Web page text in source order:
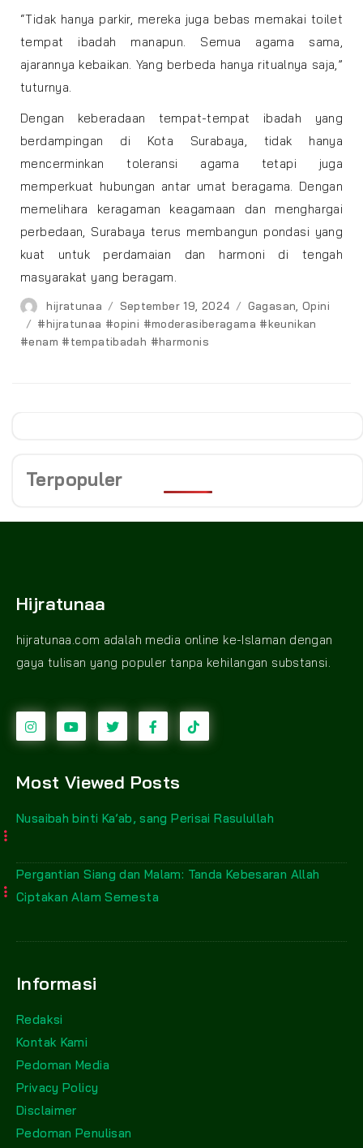
“Tidak hanya parkir, mereka juga bebas memakai toilet
tempat ibadah manapun. Semua agama sama,
ajarannya kebaikan. Yang berbeda hanya ritualnya saja,”
tuturnya.
Dengan keberadaan tempat-tempat ibadah yang
berdampingan di Kota Surabaya, tidak hanya
mencerminkan toleransi agama tetapi juga
memperkuat hubungan antar umat beragama. Dengan
memelihara keragaman keagamaan dan menghargai
perbedaan, Surabaya terus membangun pondasi yang
kuat untuk perdamaian dan harmoni di tengah
masyarakat yang beragam.
Author
hijratunaa
Posted
on
September 19, 2024 Categories
Gagasan Opini
Tags
#hijratunaa #opini #moderasiberagama #keunikan
#enam #tempatibadah #harmonis
Terpopuler
Hijratunaa
hijratunaa.com adalah media online ke-Islaman dengan
gaya tulisan yang populer tanpa kehilangan substansi.
Most Viewed Posts
Nusaibah binti Ka’ab, sang Perisai Rasulullah
Pergantian Siang dan Malam: Tanda Kebesaran Allah
Ciptakan Alam Semesta
Informasi
Redaksi
Kontak Kami
Pedoman Media
Privacy Policy
Disclaimer
Pedoman Penulisan